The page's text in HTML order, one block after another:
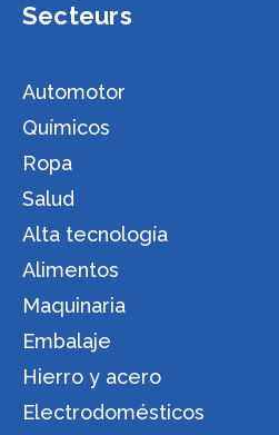
Secteurs
Automotor
Químicos
Ropa
Salud
Alta tecnología
Alimentos
Maquinaria
Embalaje
Hierro y acero
Electrodomésticos